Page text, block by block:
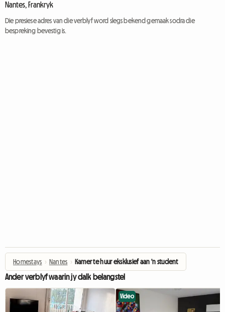
Nantes, Frankryk
Die presiese adres van die verblyf word slegs bekend gemaak sodra die
bespreking bevestig is.
Homestays › Nantes › Kamer te huur eksklusief aan 'n student
Ander verblyf waarin jy dalk belangstel
Video